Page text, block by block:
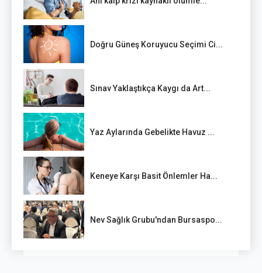
Doğru Güneş Koruyucu Seçimi Ci...
Sınav Yaklaştıkça Kaygı da Art...
Yaz Aylarında Gebelikte Havuz ...
Keneye Karşı Basit Önlemler Ha...
Nev Sağlık Grubu'ndan Bursaspo...